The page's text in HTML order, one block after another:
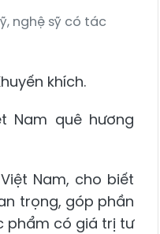
nghệ sỹ có tác
khích.
Nam quê hương
Nam, cho biết
trọng, góp phần
phẩm có giá trị tư